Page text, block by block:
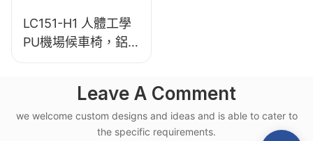
LC151-H1 人體工學
PU機場候車椅，鋁
合金框架，適用於高
Leave A Comment
we welcome custom designs and ideas and is able to cater to
the specific requirements.